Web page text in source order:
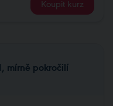
Koupit kurz
mírně pokročilí